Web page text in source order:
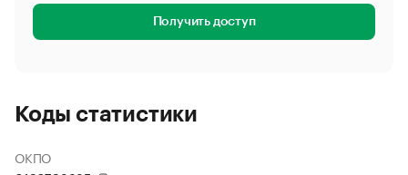
Получить доступ
Коды статистики
ОКПО